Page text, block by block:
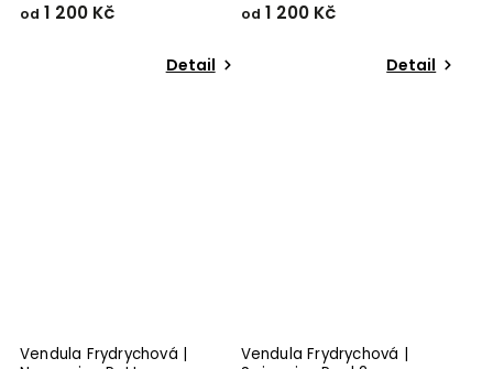
od 1 200 Kč
Detail
od 1 200 Kč
Detail
Vendula Frydrychová |
Vendula Frydrychová |